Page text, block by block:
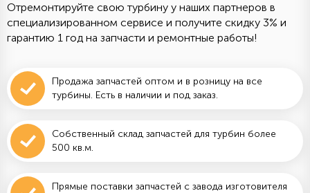
Отремонтируйте свою турбину у наших партнеров в
специализированном сервисе и получите скидку 3% и
гарантию 1 год на запчасти и ремонтные работы!
Продажа запчастей оптом и в розницу на все
турбины. Есть в наличии и под заказ.
Собственный склад запчастей для турбин более
500 кв.м.
Прямые поставки запчастей с завода изготовителя